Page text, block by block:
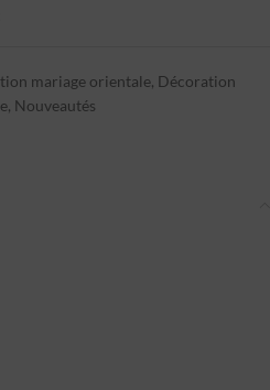
mariage orientale, Décoration
, Nouveautés